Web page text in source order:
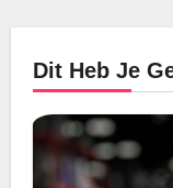
Dit Heb Je